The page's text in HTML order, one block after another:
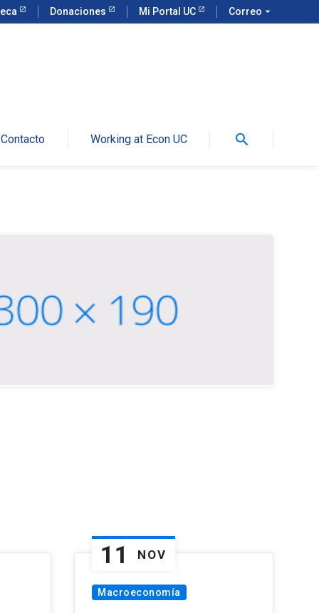
Donaciones Mi Portal UC Correo arrow_drop_down
Contacto Working at Econ UC search
11 NOV
Macroeconomía